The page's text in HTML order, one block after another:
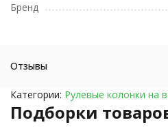
Бренд
Отзывы
Категории: Рулевые колонки на
Подборки